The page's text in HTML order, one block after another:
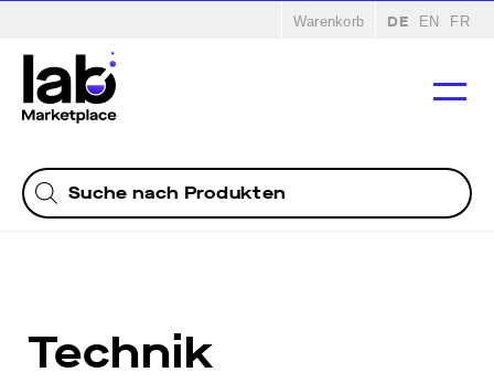
Warenkorb DE EN FR
Products
search
Technik